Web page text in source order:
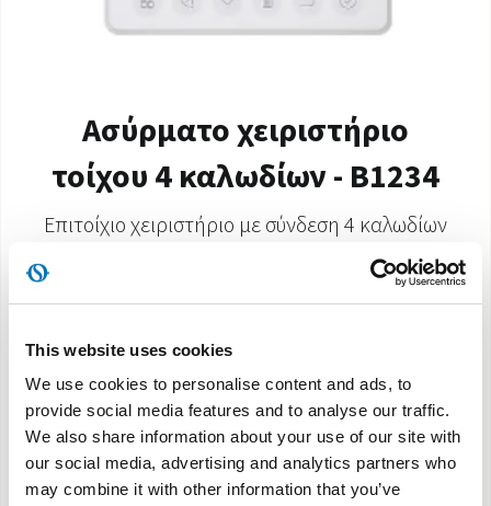
This website uses cookies
We use cookies to personalise content and ads, to
provide social media features and to analyse our traffic.
We also share information about your use of our site with
our social media, advertising and analytics partners who
may combine it with other information that you’ve
Ασύρματο χειριστήριο
τοίχου 4 καλωδίων - B1234
Επιτοίχιο χειριστήριο με σύνδεση 4 καλωδίων
για απομακρυσμένο έλεγχο και ενσωμάτωση
Εγχειρίδιο χρήσης